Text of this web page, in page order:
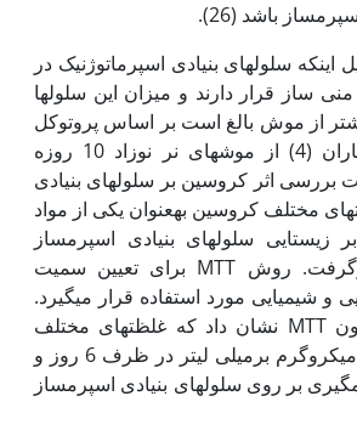
باشد (26).
اینکه سلول‏های بنیادی اسپرماتوژنیک در
ساز قرار دارند و میزان این سلول‏ها
از موش بالغ است بر اساس پروتوکل
گوهر بخش و همکاران (4) از موش‏های نر نوزاد 10 روزه
بررسی اثر کروسین بر سلول‏های بنیادی
مختلف کروسین به‏عنوان یکی از مواد
زیستایی سلول‏های بنیادی اسپرم‏ساز
مورد بررسی قرارگرفت. روش MTT برای تعیین سمیت
و شیمیایی مورد استفاده قرار می‏گیرد.
نتایج حاصل از آزمون MTT نشان داد که غلظت‏های مختلف
کروسین 5/2 تا 20 میکروگرم برمیلی لیتر در ظرف 6 روز و
بر روی سلول‏های بنیادی اسپرم‏ساز